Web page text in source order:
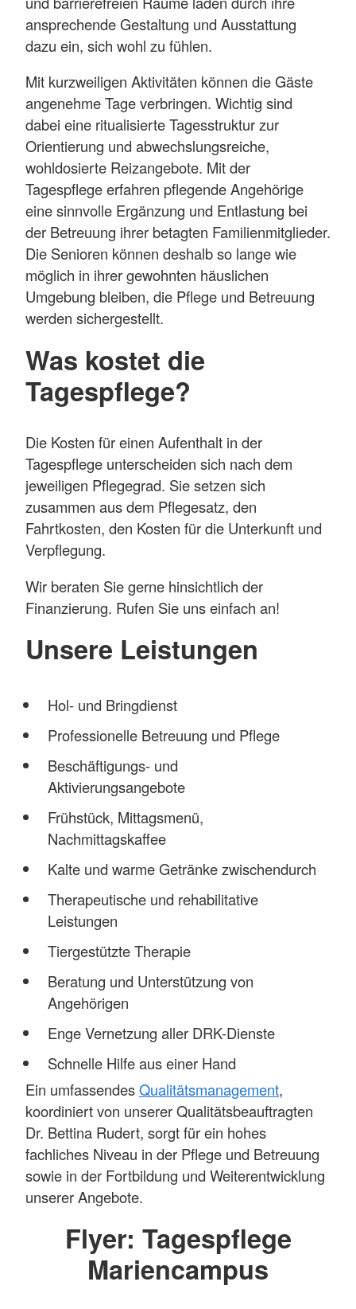
ansprechende Gestaltung und Ausstattung
dazu ein, sich wohl zu fühlen.
Mit kurzweiligen Aktivitäten können die Gäste
angenehme Tage verbringen. Wichtig sind
dabei eine ritualisierte Tagesstruktur zur
Orientierung und abwechslungsreiche,
wohldosierte Reizangebote. Mit der
Tagespflege erfahren pflegende Angehörige
eine sinnvolle Ergänzung und Entlastung bei
der Betreuung ihrer betagten Familienmitglieder.
Die Senioren können deshalb so lange wie
möglich in ihrer gewohnten häuslichen
Umgebung bleiben, die Pflege und Betreuung
werden sichergestellt.
Was kostet die
Tagespflege?
Die Kosten für einen Aufenthalt in der
Tagespflege unterscheiden sich nach dem
jeweiligen Pflegegrad. Sie setzen sich
zusammen aus dem Pflegesatz, den
Fahrtkosten, den Kosten für die Unterkunft und
Verpflegung.
Wir beraten Sie gerne hinsichtlich der
Finanzierung. Rufen Sie uns einfach an!
Unsere Leistungen
Hol- und Bringdienst
Professionelle Betreuung und Pflege
Beschäftigungs- und
Aktivierungsangebote
Frühstück, Mittagsmenü,
Nachmittagskaffee
Kalte und warme Getränke zwischendurch
Therapeutische und rehabilitative
Leistungen
Tiergestützte Therapie
Beratung und Unterstützung von
Angehörigen
Enge Vernetzung aller DRK-Dienste
Schnelle Hilfe aus einer Hand
Ein umfassendesQualitätsmanagement,
koordiniert von unserer Qualitätsbeauftragten
Dr. Bettina Rudert, sorgt für ein hohes
fachliches Niveau in der Pflege und Betreuung
sowie in der Fortbildung und Weiterentwicklung
unserer Angebote.
Flyer: Tagespflege
Mariencampus